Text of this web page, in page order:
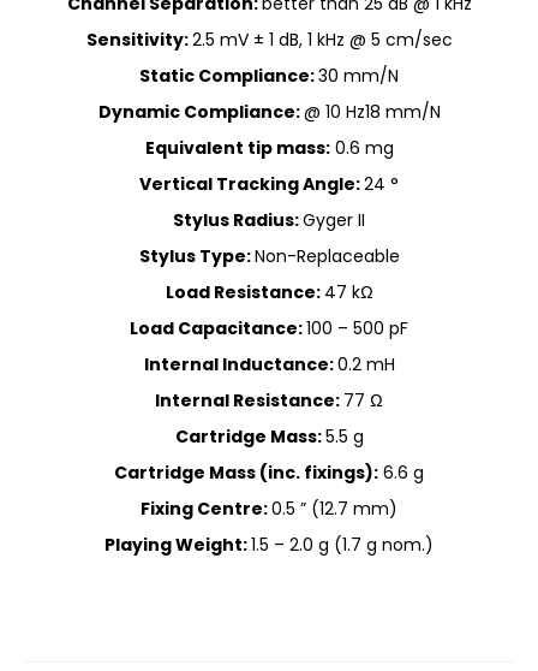
Sensitivity:2.5 mV ± 1 dB, 1 kHz @ 5 cm/sec
Static Compliance:30 mm/N
Dynamic Compliance:@ 10 Hz18 mm/N
Equivalent tip mass:0.6 mg
Vertical Tracking Angle:24 °
Stylus Radius:Gyger II
Stylus Type:Non-Replaceable
Load Resistance: 47 kΩ
Load Capacitance:100 – 500 pF
Internal Inductance:0.2 mH
Internal Resistance: 77 Ω
Cartridge Mass:5.5 g
Cartridge Mass (inc. fixings): 6.6 g
Fixing Centre:0.5 ” (12.7 mm)
Playing Weight:1.5 – 2.0 g (1.7 g nom.)